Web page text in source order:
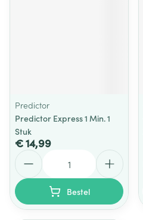
Predictor
Predictor Express 1 Min. 1
Stuk
€ 14,99
Bestel